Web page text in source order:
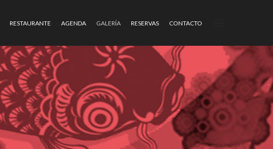
RESTAURANTE AGENDA GALERÍA RESERVAS CONTACTO